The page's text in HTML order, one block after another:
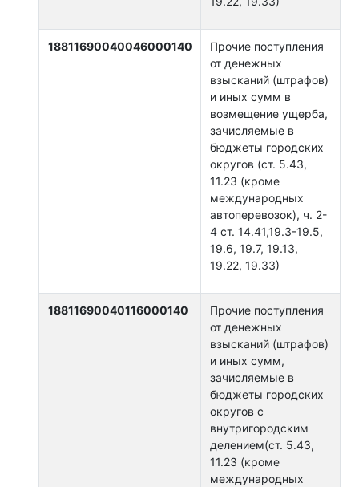
18811690040046000140
Прочие поступления
от денежных
взысканий (штрафов)
и иных сумм в
возмещение ущерба,
зачисляемые в
бюджеты городских
округов (ст. 5.43,
11.23 (кроме
международных
автоперевозок), ч. 2-
4 ст. 14.41,19.3-19.5,
19.6, 19.7, 19.13,
19.22, 19.33)
18811690040116000140
Прочие поступления
от денежных
взысканий (штрафов)
и иных сумм,
зачисляемые в
бюджеты городских
округов с
внутригородским
делением(ст. 5.43,
11.23 (кроме
международных